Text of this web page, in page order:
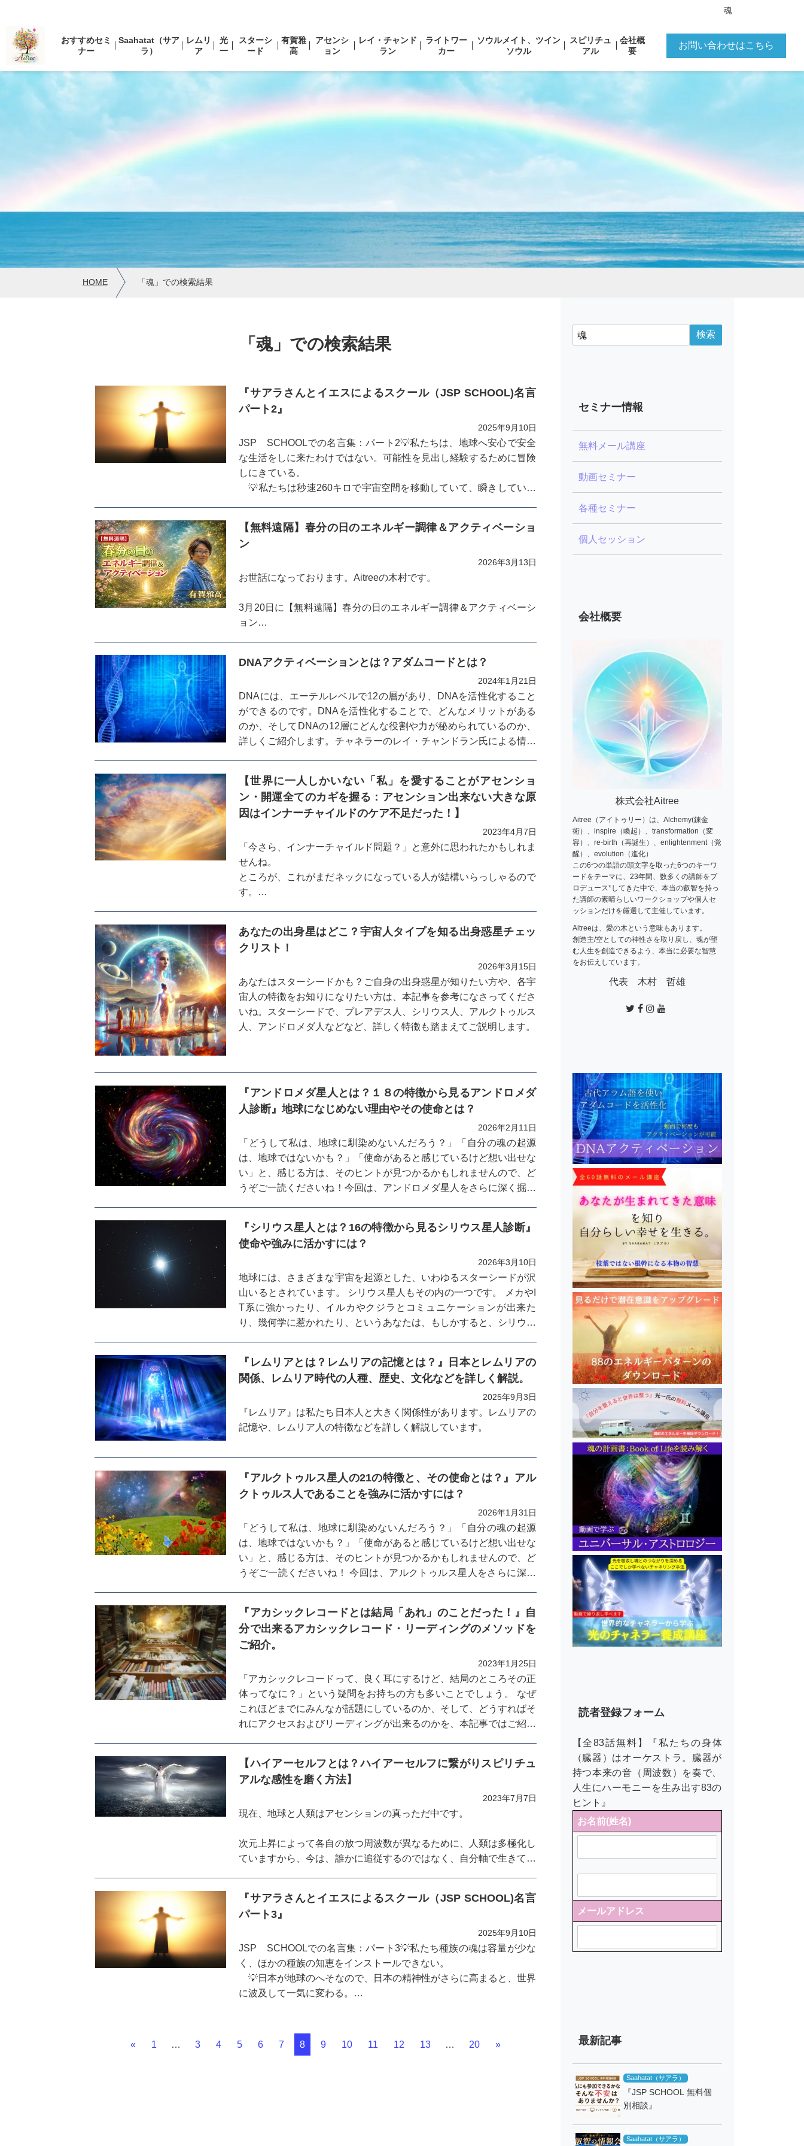
魂
おすすめセミ
ナー
Saahatat（サア
ラ）
レムリ
ア
光
一
スターシ
ード
有賀雅
高
アセンシ
ョン
レイ・チャンド
ラン
ライトワー
カー
ソウルメイト、ツイン
ソウル
スピリチュ
アル
会社概
要
お問い合わせはこちら
HOME 「魂」での検索結果
「魂」での検索結果
『サアラさんとイエスによるスクール（JSP SCHOOL)名言
パート2』
2025年9月10日
JSP SCHOOLでの名言集：パート2💡私たちは、地球へ安心で安全
な生活をしに来たわけではない。可能性を見出し経験するために冒険
しにきている。
💡私たちは秒速260キロで宇宙空間を移動していて、瞬きしている
【無料遠隔】春分の日のエネルギー調律＆アクティベーショ
ン
2026年3月13日
お世話になっております。Aitreeの木村です。
3月20日に【無料遠隔】春分の日のエネルギー調律＆アクティベーシ
ョン
からだと意識の調律師である
有賀雅高さんにお願いしましたら、快く引き受けてくれました。
参加方法については、ページ中段に書いてあります。こんな方...
DNAアクティベーションとは？アダムコードとは？
2024年1月21日
DNAには、エーテルレベルで12の層があり、DNAを活性化すること
ができるのです。DNAを活性化することで、どんなメリットがある
のか、そしてDNAの12層にどんな役割や力が秘められているのか、
詳しくご紹介します。チャネラーのレイ・チャンドラン氏による情報
【世界に一人しかいない「私」を愛することがアセンショ
ン・開運全てのカギを握る：アセンション出来ない大きな原
因はインナーチャイルドのケア不足だった！】
2023年4月7日
「今さら、インナーチャイルド問題？」と意外に思われたかもしれま
せんね。
ところが、これがまだネックになっている人が結構いらっしゃるので
す。
一つは、自分を愛すること。もう一つは、自分の好きな活動をするこ
この二つについて、またその方法についても、深堀りしていきましょ
う。
あなたの出身星はどこ？宇宙人タイプを知る出身惑星チェッ
クリスト！
2026年3月15日
あなたはスターシードかも？ご自身の出身惑星が知りたい方や、各宇
宙人の特徴をお知りになりたい方は、本記事を参考になさってくださ
いね。スターシードで、プレアデス人、シリウス人、アルクトゥルス
人、アンドロメダ人などなど、詳しく特徴も踏まえてご説明します。
『アンドロメダ星人とは？１８の特徴から見るアンドロメダ
人診断』地球になじめない理由やその使命とは？
2026年2月11日
「どうして私は、地球に馴染めないんだろう？」「自分の魂の起源
は、地球ではないかも？」「使命があると感じているけど想い出せな
い」と、感じる方は、そのヒントが見つかるかもしれませんので、ど
うぞご一読くださいね！今回は、アンドロメダ星人をさらに深く掘り
『シリウス星人とは？16の特徴から見るシリウス星人診断』
使命や強みに活かすには？
2026年3月10日
地球には、さまざまな宇宙を起源とした、いわゆるスターシードが沢
山いるとされています。 シリウス星人もその内の一つです。 メカやI
T系に強かったり、イルカやクジラとコミュニケーションが出来た
り、幾何学に惹かれたり、というあなたは、もしかすると、シリウス
『レムリアとは？レムリアの記憶とは？』日本とレムリアの
関係、レムリア時代の人種、歴史、文化などを詳しく解説。
2025年9月3日
『レムリア』は私たち日本人と大きく関係性があります。レムリアの
記憶や、レムリア人の特徴などを詳しく解説しています。
『アルクトゥルス星人の21の特徴と、その使命とは？』アル
クトゥルス人であることを強みに活かすには？
2026年1月31日
「どうして私は、地球に馴染めないんだろう？」「自分の魂の起源
は、地球ではないかも？」「使命があると感じているけど想い出せな
い」と、感じる方は、そのヒントが見つかるかもしれませんので、ど
うぞご一読くださいね！ 今回は、アルクトゥルス星人をさらに深く
『アカシックレコードとは結局「あれ」のことだった！』自
分で出来るアカシックレコード・リーディングのメソッドを
ご紹介。
2023年1月25日
「アカシックレコードって、良く耳にするけど、結局のところその正
体ってなに？」という疑問をお持ちの方も多いことでしょう。 なぜ
これほどまでにみんなが話題にしているのか、そして、どうすればそ
れにアクセスおよびリーディングが出来るのかを、本記事ではご紹介
【ハイアーセルフとは？ハイアーセルフに繋がりスピリチュ
アルな感性を磨く方法】
2023年7月7日
現在、地球と人類はアセンションの真っただ中です。
次元上昇によって各自の放つ周波数が異なるために、人類は多極化し
ていますから、今は、誰かに追従するのではなく、自分軸で生きてい
支配者や多数派に従わず、自分だけの考えや直感に従って、この時代
を生きていくのは、不安を感じることかもし...
『サアラさんとイエスによるスクール（JSP SCHOOL)名言
パート3』
2025年9月10日
JSP SCHOOLでの名言集：パート3💡私たち種族の魂は容量が少な
く、ほかの種族の知恵をインストールできない。
💡日本が地球のへそなので、日本の精神性がさらに高まると、世界
に波及して一気に変わる。
« 1 … 3 4 5 6 7 8 9 10 11 12 13 … 20 »
セミナー情報
無料メール講座
動画セミナー
各種セミナー
個人セッション
会社概要
株式会社Aitree
Aitree（アイトゥリー）は、Alchemy(錬金
術）、inspire（喚起）、transformation（変
容）、re-birth（再誕生）、enlightenment（覚
醒）、evolution（進化）
この6つの単語の頭文字を取った6つのキーワ
ードをテーマに、23年間、数多くの講師をプ
ロデュース*してきた中で、本当の叡智を持っ
た講師の素晴らしいワークショップや個人セ
ッションだけを厳選して主催しています。
Aitreeは、愛の木という意味もあります。
創造主/空としての神性さを取り戻し、魂が望
む人生を創造できるよう、本当に必要な智慧
をお伝えしています。
代表 木村 哲雄
読者登録フォーム
【全83話無料】『私たちの身体
（臓器）はオーケストラ。臓器が
持つ本来の音（周波数）を奏で、
人生にハーモニーを生み出す83の
ヒント』
お名前(姓名)
メールアドレス
最新記事
Saahatat（サアラ）
『JSP SCHOOL 無料個
別相談』
Saahatat（サアラ）